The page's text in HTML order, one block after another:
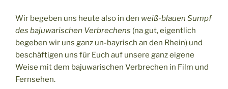
Wir begeben uns heute also in den weiß-blauen Sumpf
des bajuwarischen Verbrechens (na gut, eigentlich
begeben wir uns ganz un-bayrisch an den Rhein) und
beschäftigen uns für Euch auf unsere ganz eigene
Weise mit dem bajuwarischen Verbrechen in Film und
Fernsehen.